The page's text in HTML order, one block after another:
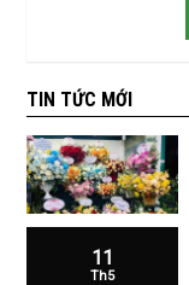
TIN TỨC MỚI
11
Th5